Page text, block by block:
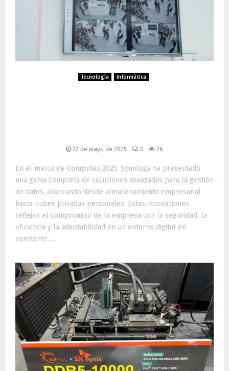
Tecnología Informática
22 de mayo de 2025 0 26
En el marco de Computex 2025, Synology ha presentado
una gama completa de soluciones avanzadas para la gestión
de datos, abarcando desde almacenamiento empresarial
hasta nubes privadas personales. Estas innovaciones
reflejan el compromiso de la empresa con la seguridad, la
eficiencia y la adaptabilidad en un entorno digital en
constante......